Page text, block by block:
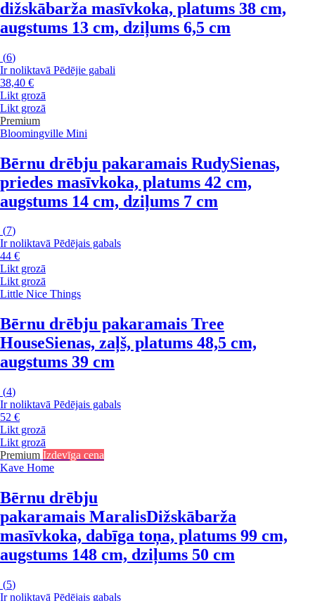
dižskābarža masīvkoka, platums 38 cm,
augstums 13 cm, dziļums 6,5 cm
(6)
Ir noliktavā Pēdējie gabali
38,40 €
Likt grozā
Likt grozā
Premium
Bloomingville Mini
Bērnu drēbju pakaramais RudySienas,
priedes masīvkoka, platums 42 cm,
augstums 14 cm, dziļums 7 cm
(7)
Ir noliktavā Pēdējais gabals
44 €
Likt grozā
Likt grozā
Little Nice Things
Bērnu drēbju pakaramais Tree
HouseSienas, zaļš, platums 48,5 cm,
augstums 39 cm
(4)
Ir noliktavā Pēdējais gabals
52 €
Likt grozā
Likt grozā
Premium Izdevīga cena
Kave Home
Bērnu drēbju
pakaramais MaralisDižskābarža
masīvkoka, dabīga toņa, platums 99 cm,
augstums 148 cm, dziļums 50 cm
(5)
Ir noliktavā Pēdējais gabals